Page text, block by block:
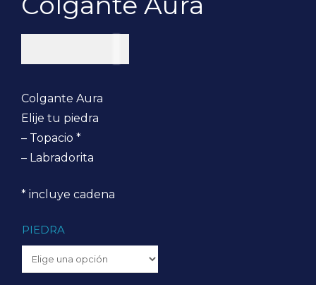
Colgante Aura
Elije tu piedra
– Topacio *
– Labradorita
* incluye cadena
PIEDRA